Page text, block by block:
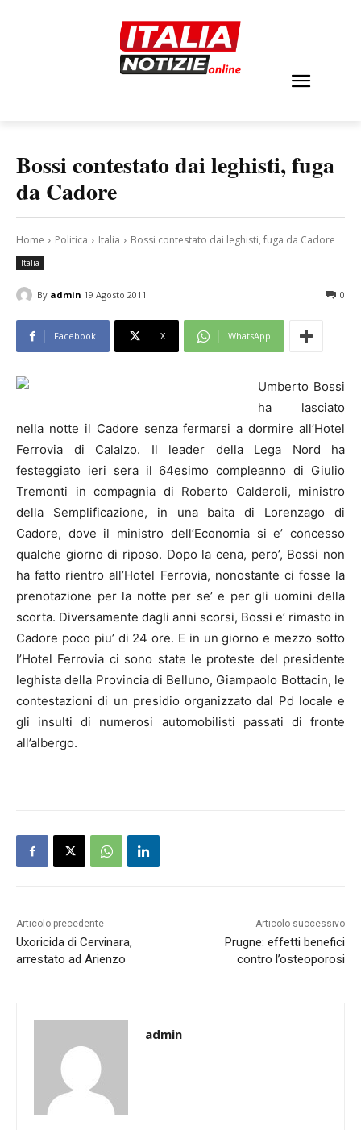
Bossi contestato dai leghisti, fuga
da Cadore
Home Politica Italia Bossi contestato dai leghisti, fuga da Cadore
Italia
By admin 19 Agosto 2011 0
Facebook X WhatsApp
Umberto Bossi
ha lasciato
nella notte il Cadore senza fermarsi a dormire all’Hotel
Ferrovia di Calalzo. Il leader della Lega Nord ha
festeggiato ieri sera il 64esimo compleanno di Giulio
Tremonti in compagnia di Roberto Calderoli, ministro
della Semplificazione, in una baita di Lorenzago di
Cadore, dove il ministro dell’Economia si e’ concesso
qualche giorno di riposo. Dopo la cena, pero’, Bossi non
ha fatto rientro all’Hotel Ferrovia, nonostante ci fosse la
prenotazione per la notte per se’ e per gli uomini della
scorta. Diversamente dagli anni scorsi, Bossi e’ rimasto in
Cadore poco piu’ di 24 ore. E in un giorno e mezzo sotto
l’Hotel Ferrovia ci sono state le proteste del presidente
leghista della Provincia di Belluno, Giampaolo Bottacin, le
contestazioni di un presidio organizzato dal Pd locale e
gli insulti di numerosi automobilisti passati di fronte
all’albergo.
Articolo precedente
Uxoricida di Cervinara,
arrestato ad Arienzo
Articolo successivo
Prugne: effetti benefici
contro l’osteoporosi
admin